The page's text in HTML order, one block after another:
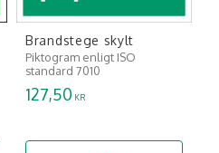
Brandstege skylt
Piktogram enligt ISO
standard 7010
127,50 KR